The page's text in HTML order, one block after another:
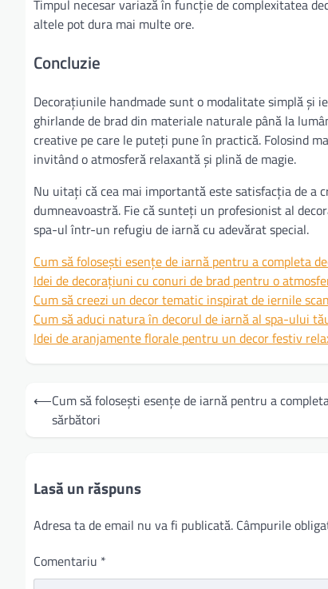
Timpul necesar variază în funcție de complexitatea
altele pot dura mai multe ore.
Concluzie
Decorațiunile handmade sunt o modalitate simplă și
ghirlande de brad din materiale naturale până la
creative pe care le puteți pune în practică. Folosind
invitând o atmosferă relaxantă și plină de magie.
Nu uitați că cea mai importantă este satisfacția de a
dumneavoastră. Fie că sunteți un profesionist al
spa-ul într-un refugiu de iarnă cu adevărat special.
Cum să folosești esențe de iarnă pentru a completa
Idei de decorațiuni cu conuri de brad pentru o
Cum să creezi un decor tematic inspirat de iernile
Cum să aduci natura în decorul de iarnă al spa-ului
Idei de aranjamente florale pentru un decor festiv
Navigare
articole
⟵Cum să folosești esențe de iarnă pentru a
sărbători
Lasă un răspuns
Adresa ta de email nu va fi publicată. Câmpurile
Comentariu *